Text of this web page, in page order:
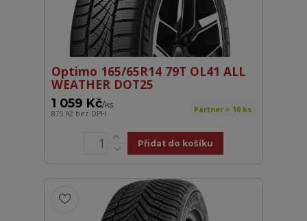
Optimo 165/65R14 79T OL41 ALL
WEATHER DOT25
1 059 Kč/ks
875 Kč bez DPH Partner > 10 ks
Přidat do košíku